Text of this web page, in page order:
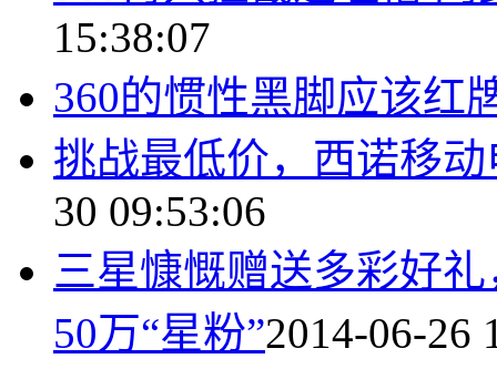
15:38:07
360的惯性黑脚应该红
挑战最低价，西诺移
30 09:53:06
三星慷慨赠送多彩好
50万“星粉”2014-06-26